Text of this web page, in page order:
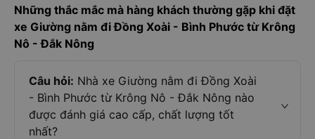
Những thắc mắc mà hàng khách thường gặp khi đặt
xe Giường nằm đi Đồng Xoài - Bình Phước từ Krông
Nô - Đắk Nông
Câu hỏi: Nhà xe Giường nằm đi Đồng Xoài
- Bình Phước từ Krông Nô - Đắk Nông nào
được đánh giá cao cấp, chất lượng tốt
nhất?